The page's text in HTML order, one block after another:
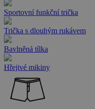
Sportovní funkční trička
Trička s dlouhým rukávem
Bavlněná tílka
Hřejivé mikiny